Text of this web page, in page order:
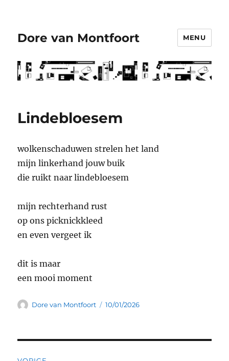
Dore van Montfoort MENU
Lindebloesem
wolkenschaduwen strelen het land
mijn linkerhand jouw buik
die ruikt naar lindebloesem
mijn rechterhand rust
op ons picknickkleed
en even vergeet ik
dit is maar
een mooi moment
Auteur
Dore van Montfoort
Geplaatst
10/01/2026